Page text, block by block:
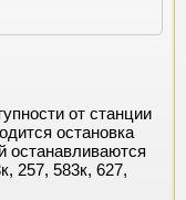
от станции
остановка
останавливаются
257, 583к, 627,